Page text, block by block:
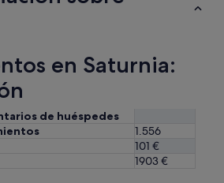
en Saturnia:
de huéspedes
1.556
101 €
1903 €